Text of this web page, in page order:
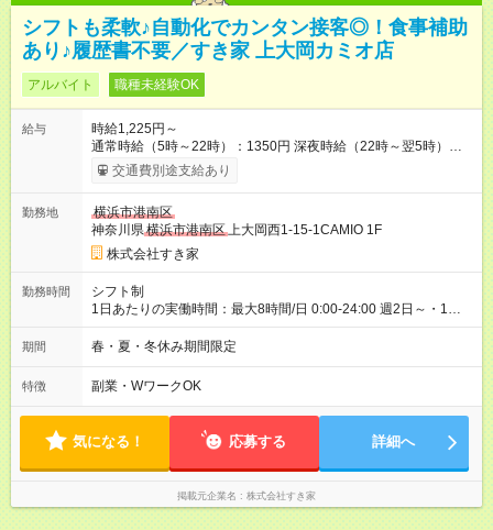
シフトも柔軟♪自動化でカンタン接客◎！食事補助
あり♪履歴書不要／すき家 上大岡カミオ店
アルバイト 職種未経験OK
給与
時給1,225円～
通常時給（5時～22時）：1350円 深夜時給（22時～翌5時）：
1688円 高校生時給：1225円 【特別手当】早朝手当（5：00-9：
00）時給+150円 【試用期間】試用期間あり 試用期間の長さ：1
30日（※条件変更なし）ですが、切り上げで一ヶ月とさせてい
ただきます。 研修制度あり：15時間(研修中も同時給）
交通費別途支給あり
勤務地
横浜市港南区
神奈川県横浜市港南区上大岡西1-15-1CAMIO 1F
株式会社すき家
勤務時間
シフト制
1日あたりの実働時間：最大8時間/日 0:00-24:00 週2日～・1日
2h～OK ＜シフト例＞ 〇朝帯 5:00-9:00 〇昼帯 9:00-14:00 〇午
後帯 14:00-18:00 〇夜帯 18:00-22:00 〇深夜帯 22:00-翌5:00 基
ます♪
期間 春・夏・冬休み期間限定
特徴 副業・WワークOK
気になる！ 応募する 詳細へ
掲載元企業名 株式会社すき家